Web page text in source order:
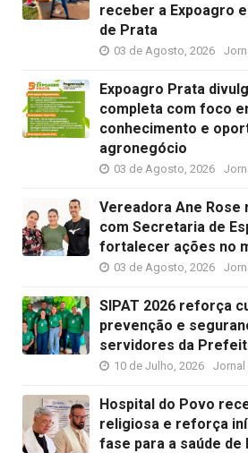
receber a Expoagro
de Prata
03 de Agosto, 2026
Expoagro Prata
completa com foco
conhecimento e
agronegócio
03 de Agosto, 2026
Vereadora Ane
com Secretaria de
fortalecer ações no
03 de Agosto, 2026
SIPAT 2026 reforça
prevenção e
servidores da
10 de Julho, 2026 Jornal
Hospital do Povo
religiosa e reforça
fase para a saúde de